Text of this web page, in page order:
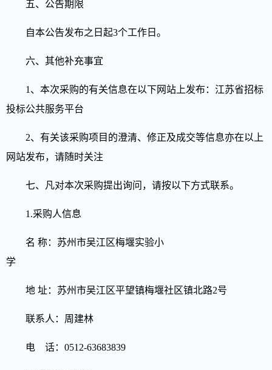
五、公告期限
自本公告发布之日起3个工作日。
六、其他补充事宜
1、本次采购的有关信息在以下网站上发布： 江苏省招标
投标公共服务平台
2、有关该采购项目的澄清、修正及成交等信息亦在以上
网站发布，请随时关注
七、凡对本次采购提出询问，请按以下方式联系。
1.采购人信息
名 称：苏州市吴江区梅堰实验小
学
地 址： 苏州市吴江区平望镇梅堰社区镇北路2号
联系人：周建林
电 话：0512-63683839